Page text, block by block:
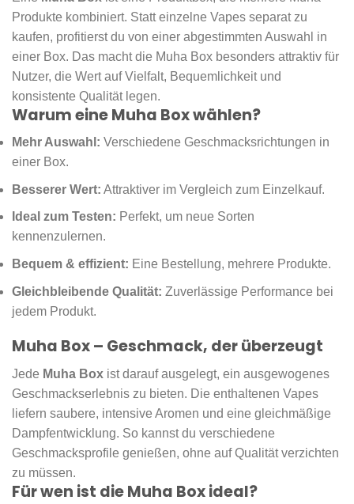
Produkte kombiniert. Statt einzelne Vapes separat zu
kaufen, profitierst du von einer abgestimmten Auswahl in
einer Box. Das macht die Muha Box besonders attraktiv für
Nutzer, die Wert auf Vielfalt, Bequemlichkeit und
konsistente Qualität legen.
Warum eine Muha Box wählen?
Mehr Auswahl: Verschiedene Geschmacksrichtungen in
einer Box.
Besserer Wert: Attraktiver im Vergleich zum Einzelkauf.
Ideal zum Testen: Perfekt, um neue Sorten
kennenzulernen.
Bequem & effizient: Eine Bestellung, mehrere Produkte.
Gleichbleibende Qualität: Zuverlässige Performance bei
jedem Produkt.
Muha Box – Geschmack, der überzeugt
Jede Muha Box ist darauf ausgelegt, ein ausgewogenes
Geschmackserlebnis zu bieten. Die enthaltenen Vapes
liefern saubere, intensive Aromen und eine gleichmäßige
Dampfentwicklung. So kannst du verschiedene
Geschmacksprofile genießen, ohne auf Qualität verzichten
zu müssen.
Für wen ist die Muha Box ideal?